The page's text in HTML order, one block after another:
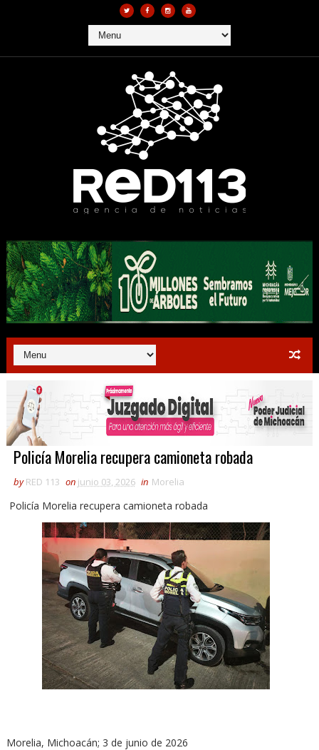
Policía Morelia recupera camioneta robada
by RED 113 on junio 03, 2026 in Morelia
Policía Morelia recupera camioneta robada
Morelia, Michoacán; 3 de junio de 2026